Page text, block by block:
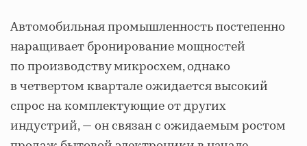
Автомобильная промышленность постепенно
наращивает бронирование мощностей
по производству микросхем, однако
в четвертом квартале ожидается высокий
спрос на комплектующие от других
индустрий, — он связан с ожидаемым ростом